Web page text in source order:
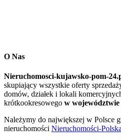
O Nas
Nieruchomosci-kujawsko-pom-
skupiający wszystkie oferty
domów, działek i lokali
krótkookresowego w
Należymy do największej w Polsce
nieruchomości Nieruchomości-